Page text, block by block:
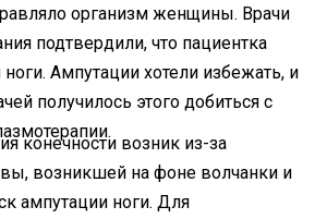
организм женщины. Врачи
подтвердили, что пациентка
Ампутации хотели избежать, и
получилось этого добиться с
конечности возник из-за
возникшей на фоне волчанки и
ампутации ноги. Для